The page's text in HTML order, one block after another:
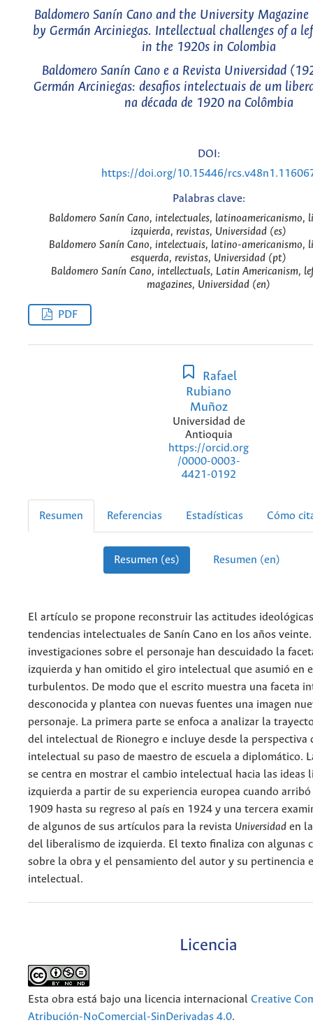
Baldomero Sanín Cano and the University
by Germán Arciniegas. Intellectual challenges of a
in the 1920s in Colombia
Baldomero Sanín Cano e a Revista Universidad
Germán Arciniegas: desafios intelectuais de um
na década de 1920 na Colômbia
DOI:
https://doi.org/10.15446/
Palabras clave:
Baldomero Sanín Cano, intelectuales, latinoamericanismo,
izquierda, revistas, Universidad (es)
Baldomero Sanín Cano, intelectuais, latino-americanismo,
esquerda, revistas, Universidad (pt)
Baldomero Sanín Cano, intellectuals, Latin Americanism,
magazines, Universidad (en)
PDF
Rafael
Rubiano
Muñoz
Universidad de
Antioquia
https://orcid.org
/0000-0003-
4421-0192
Resumen Referencias Estadísticas Cómo
Resumen (es) Resumen (en)
El artículo se propone reconstruir las actitudes
tendencias intelectuales de Sanín Cano en los años
investigaciones sobre el personaje han descuidado la
izquierda y han omitido el giro intelectual que asumió en
turbulentos. De modo que el escrito muestra una faceta
desconocida y plantea con nuevas fuentes una imagen
personaje. La primera parte se enfoca a analizar la
del intelectual de Rionegro e incluye desde la perspectiva
intelectual su paso de maestro de escuela a diplomático.
se centra en mostrar el cambio intelectual hacia las ideas
izquierda a partir de su experiencia europea cuando arribó
1909 hasta su regreso al país en 1924 y una tercera
de algunos de sus artículos para la revista Universidad en
del liberalismo de izquierda. El texto finaliza con algunas
sobre la obra y el pensamiento del autor y su pertinencia
intelectual.
Licencia
Esta obra está bajo una licencia internacional Creative
Atribución-NoComercial-SinDerivadas 4.0.